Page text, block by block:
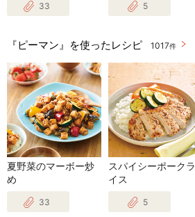
33 5
『ピーマン』を使ったレシピ 1017件
夏野菜のマーボー炒
め
33
スパイシーポークラ
イス
5